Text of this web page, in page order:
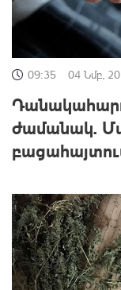
09:35 04 Նմբ,
ժամանակ.